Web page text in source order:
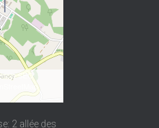
SEO
2 allée des